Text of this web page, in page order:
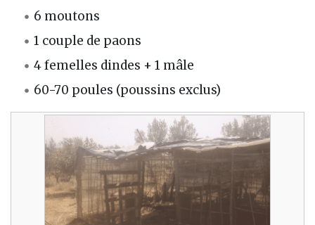
6 moutons
1 couple de paons
4 femelles dindes + 1 mâle
60-70 poules (poussins exclus)